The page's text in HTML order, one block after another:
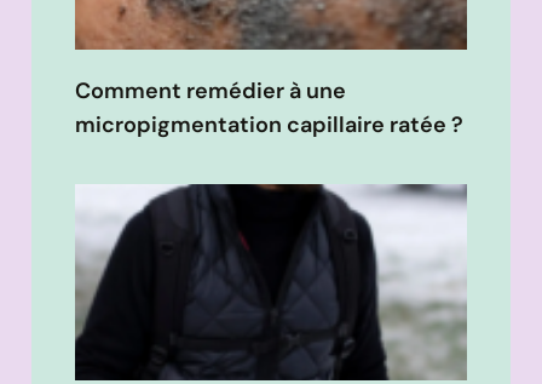
Comment remédier à une
micropigmentation capillaire ratée ?